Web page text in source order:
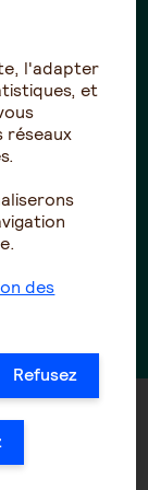
de
l'adapter
et
des
Refusez